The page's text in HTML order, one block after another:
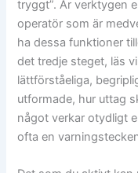
tryggt”. Är verktygen
operatör som är
ha dessa funktioner
det tredje steget, läs
lättförståeliga,
utformade, hur uttag
något verkar otydligt
ofta en